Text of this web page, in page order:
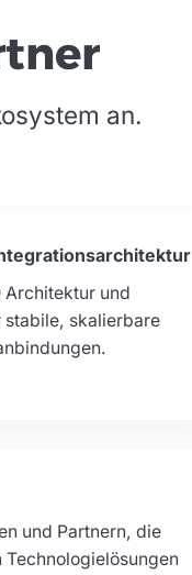
an.
Architektur und
stabile, skalierbare
und Partnern, die